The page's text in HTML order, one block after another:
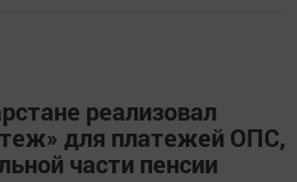
реализовал
для платежей ОПС,
части пенсии